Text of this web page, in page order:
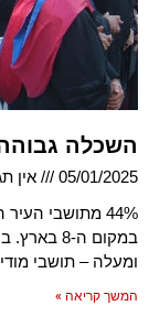
השכלה
05/01/2025
אין
44% מתושבי
במקום ה-
ומעלה – תושבי
המשך קריאה »